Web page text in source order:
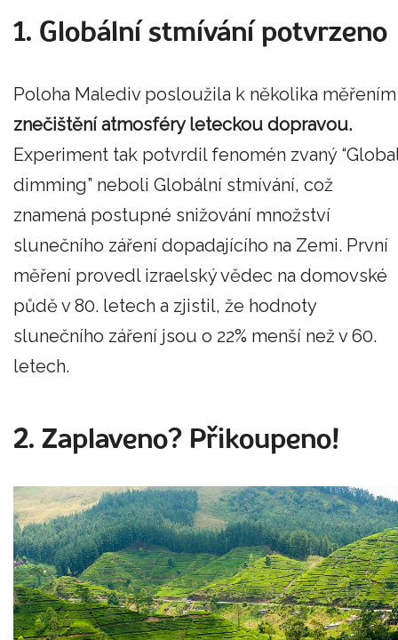
1. Globální stmívání potvrzeno
Poloha Malediv posloužila k několika měřením
znečištění atmosféry leteckou dopravou.
Experiment tak potvrdil fenomén zvaný
dimming” neboli Globální stmívání, což
znamená postupné snižování množství
slunečního záření dopadajícího na Zemi. První
měření provedl izraelský vědec na domovské
půdě v 80. letech a zjistil, že hodnoty
slunečního záření jsou o 22% menší než v 60.
letech.
2. Zaplaveno? Přikoupeno!